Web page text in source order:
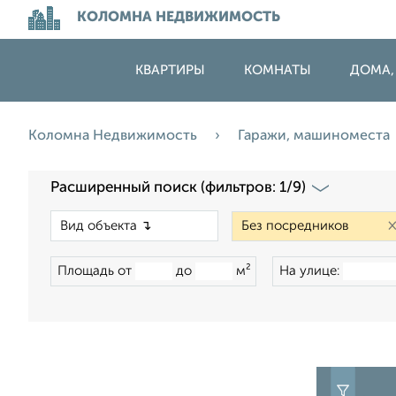
КОЛОМНА НЕДВИЖИМОСТЬ
КВАРТИРЫ КОМНАТЫ ДОМА,
Коломна Недвижимость Гаражи, машиноместа
Расширенный поиск (фильтров: 1/9)
×
Площадь от до м² На улице: